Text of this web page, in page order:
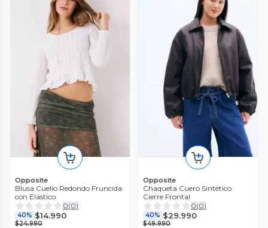
Opposite
Blusa Cuello Redondo Fruncida
con Elástico
0(0)
40% $14.990
$24.990
Opposite
Chaqueta Cuero Sintético
Cierre Frontal
0(0)
40% $29.990
$49.990